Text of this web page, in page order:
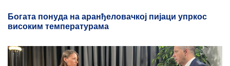
Богата понуда на аранђеловачкој пијаци упркос
високим температурама